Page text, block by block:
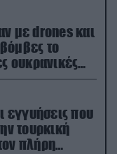
με drones και
το
ουκρανικές
εγγυήσεις που
τουρκική
πλήρη